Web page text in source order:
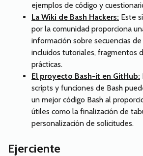
ejemplos de código y
La Wiki de Bash Hackers: Este
por la comunidad proporciona
información sobre secuencias
incluidos tutoriales, fragmentos
prácticas.
El proyecto Bash-it en GitHub:
scripts y funciones de Bash
un mejor código Bash al
útiles como la finalización de
personalización de solicitudes.
Ejerciente